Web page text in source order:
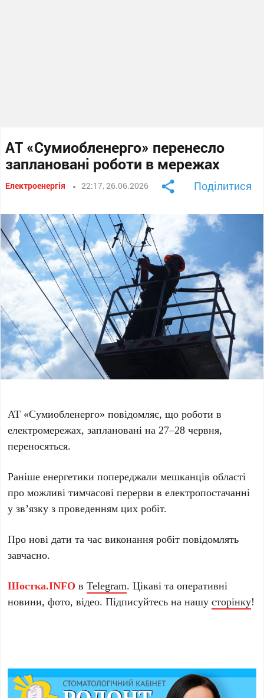
АТ «Сумиобленерго» перенесло
заплановані роботи в мережах
Електроенергія 22:17, 26.06.2026 Поділитися
АТ «Сумиобленерго» повідомляє, що роботи в
електромережах, заплановані на 27–28 червня,
переносяться.
Раніше енергетики попереджали мешканців області
про можливі тимчасові перерви в електропостачанні
у зв’язку з проведенням цих робіт.
Про нові дати та час виконання робіт повідомлять
завчасно.
Шостка.INFO вTelegram. Цікаві та оперативні
новини, фото, відео. Підписуйтесь на нашусторінку!